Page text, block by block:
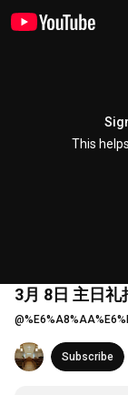
This
3月 8日 主日礼
@
Subscribe